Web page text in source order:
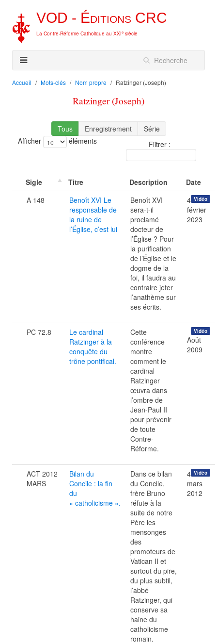
VOD - Éditions CRC
La Contre-Réforme Catholique au XXIe siècle
Accueil Mots-clés Nom propre Ratzinger (Joseph)
Ratzinger (Joseph)
Tous Enregistrement
Série
Afficher
éléments Filtrer :
Sigle Titre Description
Date
A 148
Benoît XVI Le
responsable de
la ruine de
l’Église, c’est lui
Benoît XVI
sera-t-il
proclamé
docteur de
l’Église ? Pour
la purification
de l’Église et le
dogme de la
foi, il faudra au
contraire jeter
l’anathème sur
ses écrits.
Vidéo
4
février
2023
PC 72.8
Le cardinal
Ratzinger à la
conquête du
trône pontifical.
Cette
conférence
montre
comment le
cardinal
Ratzinger
œuvra dans
l’ombre de
Jean-Paul II
pour prévenir
de toute
Contre-
Réforme.
Vidéo
Août
2009
ACT 2012
MARS
Bilan du
Concile : la fin
du
« catholicisme ».
Dans ce bilan
du Concile,
frère Bruno
réfute à la
suite de notre
Père les
mensonges
des
promoteurs de
Vatican II et
surtout du pire,
du plus subtil,
l’abbé
Ratzinger, qui
conserve sa
haine du
catholicisme
romain.
Vidéo
4
mars
2012